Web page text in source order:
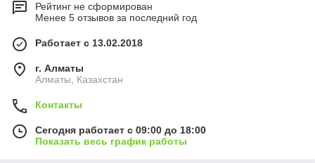
Рейтинг не сформирован
Менее 5 отзывов за последний год
Работает с 13.02.2018
г. Алматы
Алматы, Казахстан
Контакты
Сегодня работает с 09:00 до 18:00
Показать весь график работы